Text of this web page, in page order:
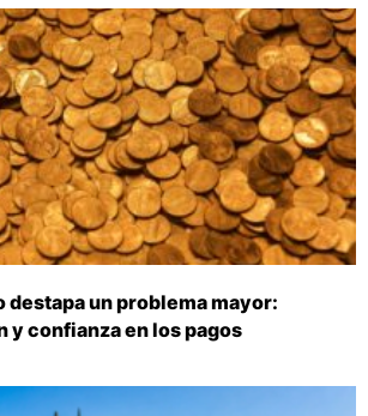
destapa un problema mayor:
confianza en los pagos